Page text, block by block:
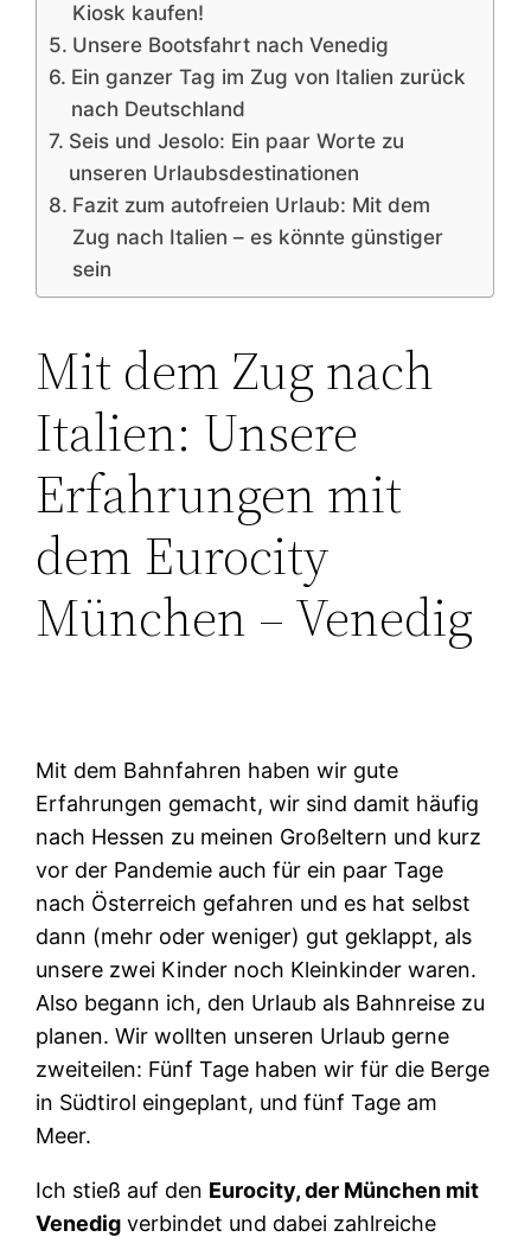
Kiosk kaufen!
Unsere Bootsfahrt nach Venedig
Ein ganzer Tag im Zug von Italien zurück
nach Deutschland
Seis und Jesolo: Ein paar Worte zu
unseren Urlaubsdestinationen
Fazit zum autofreien Urlaub: Mit dem
Zug nach Italien – es könnte günstiger
sein
Mit dem Zug nach
Italien: Unsere
Erfahrungen mit
dem Eurocity
München – Venedig
Mit dem Bahnfahren haben wir gute
Erfahrungen gemacht, wir sind damit häufig
nach Hessen zu meinen Großeltern und kurz
vor der Pandemie auch für ein paar Tage
nach Österreich gefahren und es hat selbst
dann (mehr oder weniger) gut geklappt, als
unsere zwei Kinder noch Kleinkinder waren.
Also begann ich, den Urlaub als Bahnreise zu
planen. Wir wollten unseren Urlaub gerne
zweiteilen: Fünf Tage haben wir für die Berge
in Südtirol eingeplant, und fünf Tage am
Meer.
Ich stieß auf den Eurocity, der München mit
Venedig verbindet und dabei zahlreiche